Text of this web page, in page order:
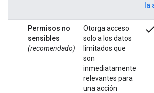
la
Permisos no
sensibles
(recomendado)
Otorga acceso
solo a los datos
limitados que
son
inmediatamente
relevantes para
una acción
check